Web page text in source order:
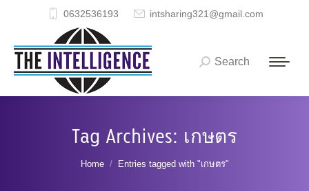
0632536193 intsharing321@gmail.com
Search:
Search
Tag Archives: เกษตร
You are here:
Home Entries tagged with "เกษตร"